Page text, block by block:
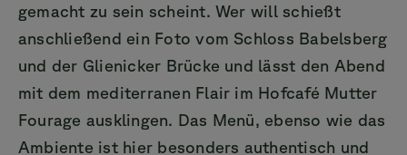
gemacht zu sein scheint. Wer will schießt
anschließend ein Foto vom Schloss Babelsberg
und der Glienicker Brücke und lässt den Abend
mit dem mediterranen Flair im Hofcafé Mutter
Fourage ausklingen. Das Menü, ebenso wie das
Ambiente ist hier besonders authentisch und